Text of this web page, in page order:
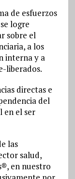
de esfuerzos
logre
sobre el
a los
interna y a
liberados.
directas e
del
en el ser
las
salud,
en nuestro